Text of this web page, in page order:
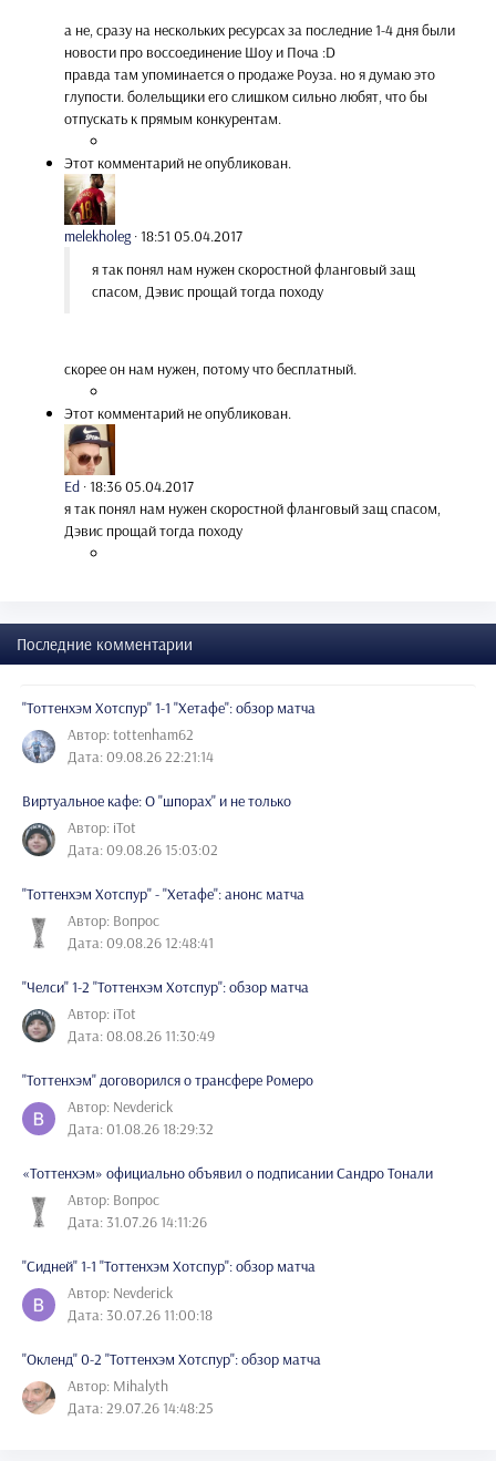
а не, сразу на нескольких ресурсах за последние 1-4 дня были
новости про воссоединение Шоу и Поча :D
правда там упоминается о продаже Роуза. но я думаю это
глупости. болельщики его слишком сильно любят, что бы
отпускать к прямым конкурентам.
Этот комментарий не опубликован.
melekholeg ·18:51 05.04.2017
я так понял нам нужен скоростной фланговый защ
спасом, Дэвис прощай тогда походу
скорее он нам нужен, потому что бесплатный.
Этот комментарий не опубликован.
Ed ·18:36 05.04.2017
я так понял нам нужен скоростной фланговый защ спасом,
Дэвис прощай тогда походу
Последние комментарии
"Тоттенхэм Хотспур" 1-1 "Хетафе": обзор матча
Автор: tottenham62
Дата: 09.08.26 22:21:14
Виртуальное кафе: О "шпорах" и не только
Автор: iTot
Дата: 09.08.26 15:03:02
"Тоттенхэм Хотспур" - "Хетафе": анонс матча
Автор: Вопрос
Дата: 09.08.26 12:48:41
"Челси" 1-2 "Тоттенхэм Хотспур": обзор матча
Автор: iTot
Дата: 08.08.26 11:30:49
"Тоттенхэм" договорился о трансфере Ромеро
Автор: Nevderick
Дата: 01.08.26 18:29:32
«Тоттенхэм» официально объявил о подписании Сандро Тонали
Автор: Вопрос
Дата: 31.07.26 14:11:26
"Сидней" 1-1 "Тоттенхэм Хотспур": обзор матча
Автор: Nevderick
Дата: 30.07.26 11:00:18
"Окленд" 0-2 "Тоттенхэм Хотспур": обзор матча
Автор: Mihalyth
Дата: 29.07.26 14:48:25